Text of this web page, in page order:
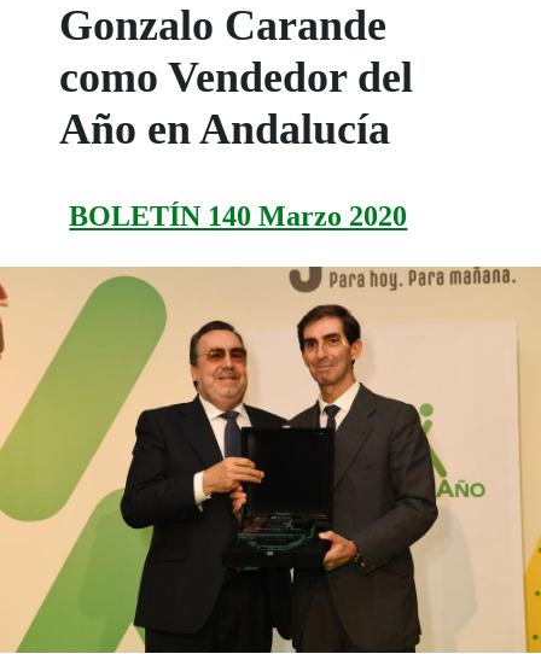
Gonzalo Carande
como Vendedor del
Año en Andalucía
BOLETÍN 140 Marzo 2020